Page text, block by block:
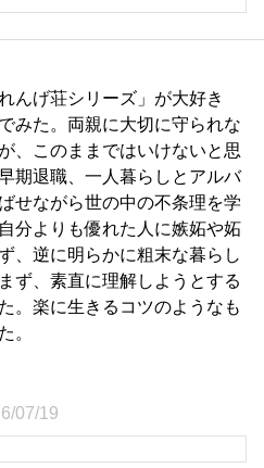
んげ荘シリーズ」が大好き
みた。両親に大切に守られな
、このままではいけないと思
期退職、一人暮らしとアルバ
せながら世の中の不条理を学
分よりも優れた人に嫉妬や妬
、逆に明らかに粗末な暮らし
ず、素直に理解しようとする
。楽に生きるコツのようなも
。
07/19